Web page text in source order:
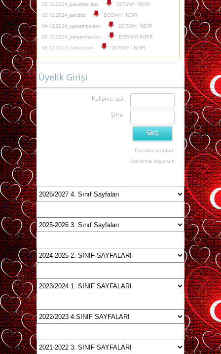
02.12.2024_pazartesi.doc
DOSYAYI İNDİR
03.12.2024_sali.doc
DOSYAYI İNDİR
04.12.2024_carsamba.doc
DOSYAYI İNDİR
05.12.2024_persembe.doc
DOSYAYI İNDİR
06.12.2024_cuma.docx
DOSYAYI İNDİR
Üyelik Girişi
Kullanıcı adı
Şifre
Parolamı unuttum
Üye olmak istiyorum